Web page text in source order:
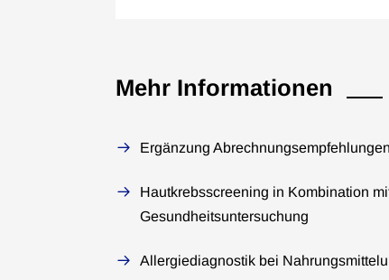
Mehr Informationen
Ergänzung
Hautkrebsscreening in Kombination
Gesundheitsuntersuchung
Allergiediagnostik bei